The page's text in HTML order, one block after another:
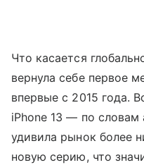
Что касается
вернула себе первое
впервые с 2015 года.
iPhone 13 — по словам
удивила рынок более
новую серию, что